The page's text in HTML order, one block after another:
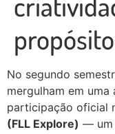
No segundo
mergulham em
participação oficial
(FLL Explore) — um